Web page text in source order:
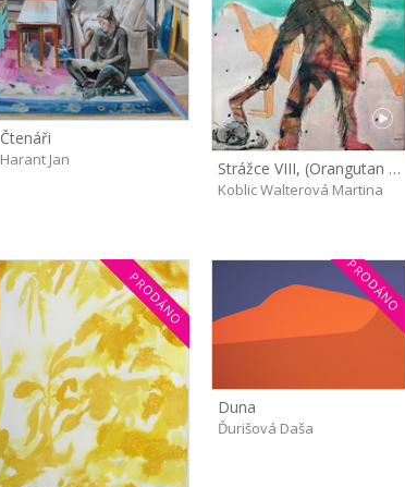
Čtenáři
Harant Jan Strážce VIII, (Orangutan sumaterský)
Koblic Walterová Martina
PRODÁNO PRODÁNO
Duna
Ďurišová Daša